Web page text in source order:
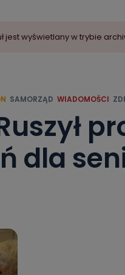
jest wyświetlany w trybie
SAMORZĄD WIADOMOŚCI
dla